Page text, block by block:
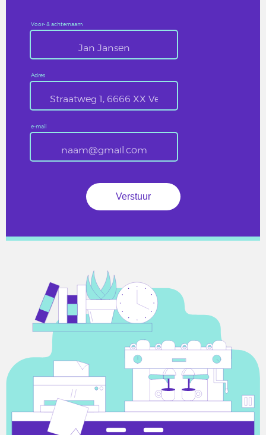
Voor- & achternaam
Adres
e-mail